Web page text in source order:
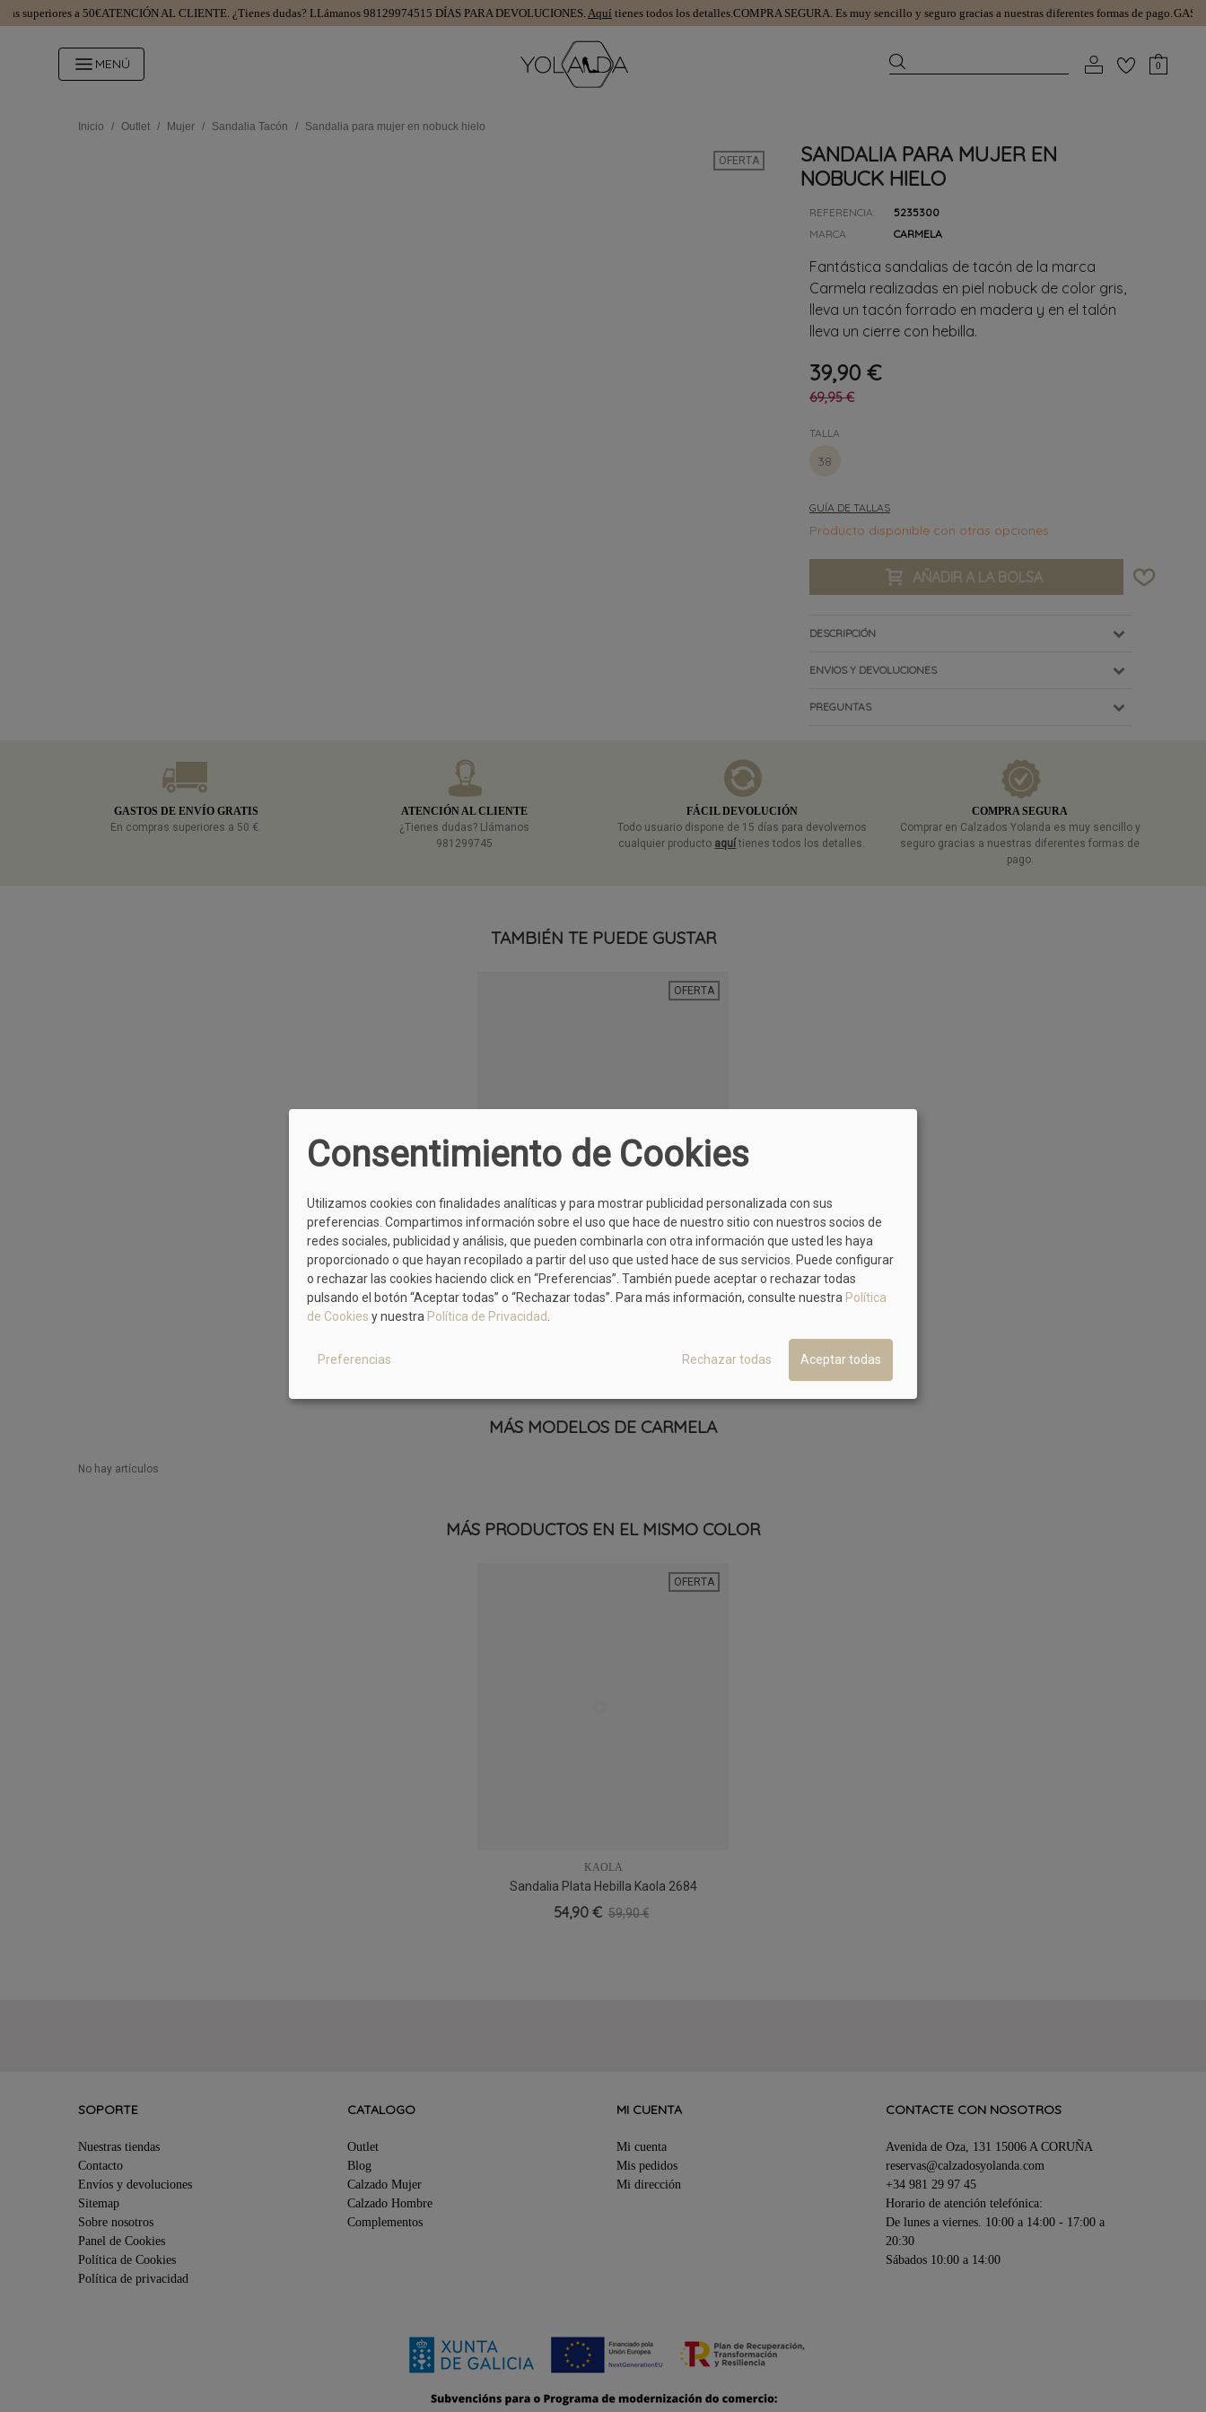
a 50€ ATENCIÓN AL CLIENTE.¿Tienes dudas? LLámanos 98129974515 DÍAS PARA DEVOLUCIONES.Aquítienes todos los detalles.COMPRA SEGURA.Es muy sencillo y seguro gracias a nuestras diferentes formas de pago.GASTOS
MENÚ 0
Inicio / Outlet / Mujer / Sandalia Tacón / Sandalia para mujer en nobuck hielo
OFERTA
SANDALIA PARA MUJER EN
NOBUCK HIELO
REFERENCIA:
5235300
MARCA
CARMELA
Fantástica sandalias de tacón de la marca
Carmela realizadas en piel nobuck de color gris,
lleva un tacón forrado en madera y en el talón
lleva un cierre con hebilla.
39,90 €
69,95 €
TALLA
38
GUÍA DE TALLAS
Producto disponible con otras opciones
AÑADIR A LA BOLSA
DESCRIPCIÓN
ENVIOS Y DEVOLUCIONES
PREGUNTAS
GASTOS DE ENVÍO GRATIS
En compras superiores a 50 €.
ATENCIÓN AL CLIENTE
¿Tienes dudas? Llámanos
981299745
FÁCIL DEVOLUCIÓN
Todo usuario dispone de 15 días para devolvernos
cualquier producto aquí tienes todos los detalles.
COMPRA SEGURA
Comprar en Calzados Yolanda es muy sencillo y
seguro gracias a nuestras diferentes formas de
pago.
TAMBIÉN TE PUEDE GUSTAR
OFERTA
37
BRYAN
Mocasín De Color Blanco Para Mujer
MÁS MODELOS DE CARMELA
No hay artículos
MÁS PRODUCTOS EN EL MISMO COLOR
OFERTA
37 38 39
KAOLA
Sandalia Plata Hebilla Kaola 2684
54,90 € 59,90 €
SOPORTE
Nuestras tiendas
Contacto
Envíos y devoluciones
Sitemap
Sobre nosotros
Panel de Cookies
Política de Cookies
Política de privacidad
CATALOGO
Outlet
Blog
Calzado Mujer
Calzado Hombre
Complementos
MI CUENTA
Mi cuenta
Mis pedidos
Mi dirección
CONTACTE CON NOSOTROS
Avenida de Oza, 131 15006 A CORUÑA
reservas@calzadosyolanda.com
+34 981 29 97 45
Horario de atención telefónica:
De lunes a viernes. 10:00 a 14:00 - 17:00 a
20:30
Sábados 10:00 a 14:00
Consentimiento de Cookies
Utilizamos cookies con finalidades analíticas y para mostrar publicidad personalizada con sus
preferencias. Compartimos información sobre el uso que hace de nuestro sitio con nuestros socios de
redes sociales, publicidad y análisis, que pueden combinarla con otra información que usted les haya
proporcionado o que hayan recopilado a partir del uso que usted hace de sus servicios. Puede configurar
o rechazar las cookies haciendo click en “Preferencias”. También puede aceptar o rechazar todas
pulsando el botón “Aceptar todas” o “Rechazar todas”. Para más información, consulte nuestra Política
de Cookies y nuestra Política de Privacidad.
Preferencias Rechazar todas Aceptar todas